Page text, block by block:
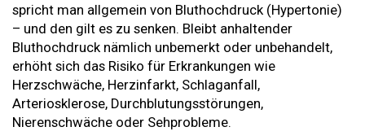
spricht man allgemein von Bluthochdruck (Hypertonie)
– und den gilt es zu senken. Bleibt anhaltender
Bluthochdruck nämlich unbemerkt oder unbehandelt,
erhöht sich das Risiko für Erkrankungen wie
Herzschwäche, Herzinfarkt, Schlaganfall,
Arteriosklerose, Durchblutungsstörungen,
Nierenschwäche oder Sehprobleme.